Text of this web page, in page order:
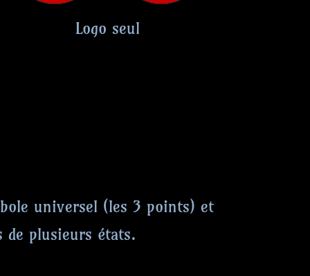
Logo seul
universel (les 3 points) et
de plusieurs états.